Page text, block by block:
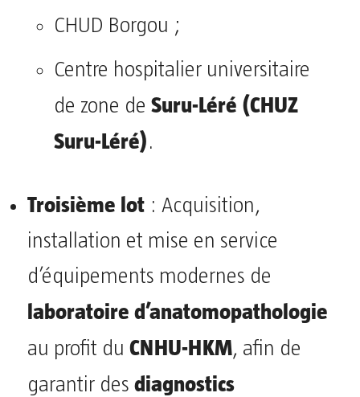
CHUD Borgou ;
Centre hospitalier universitaire
de zone deSuru-Léré (CHUZ
Suru-Léré).
Troisième lot: Acquisition,
installation et mise en service
d’équipements modernes de
laboratoire d’anatomopathologie
au profit du CNHU-HKM, afin de
garantir des diagnostics